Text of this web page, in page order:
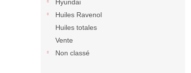
Hyundai
Huiles Ravenol
Huiles totales
Vente
Non classé